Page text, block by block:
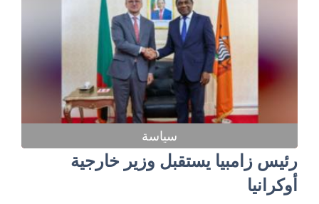
سياسة
رئيس زامبيا يستقبل وزير خارجية
أوكرانيا